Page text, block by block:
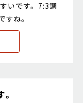
いです。7:3調
ね。